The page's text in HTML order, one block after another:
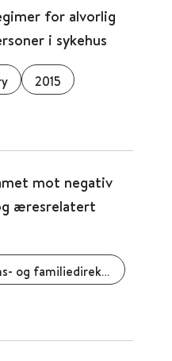
for alvorlig
i sykehus
2015
mot negativ
æresrelatert
Barne-, ungdoms- og familiedirektoratet (Bufdir)